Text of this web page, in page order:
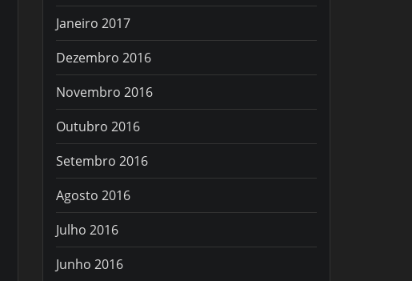
Janeiro 2017
Dezembro 2016
Novembro 2016
Outubro 2016
Setembro 2016
Agosto 2016
Julho 2016
Junho 2016